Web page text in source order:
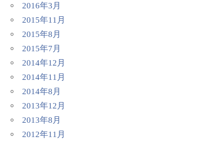
2016年3月
2015年11月
2015年8月
2015年7月
2014年12月
2014年11月
2014年8月
2013年12月
2013年8月
2012年11月